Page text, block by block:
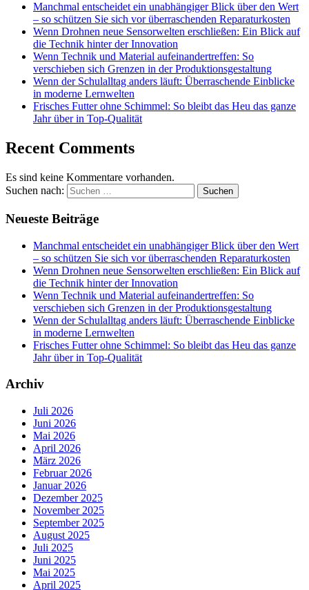
Manchmal entscheidet ein unabhängiger Blick über den Wert
– so schützen Sie sich vor überraschenden Reparaturkosten
Wenn Drohnen neue Sensorwelten erschließen: Ein Blick auf
die Technik hinter der Innovation
Wenn Technik und Material aufeinandertreffen: So
verschieben sich Grenzen in der Produktionsgestaltung
Wenn der Schulalltag anders läuft: Überraschende Einblicke
in moderne Lernwelten
Frisches Futter ohne Schimmel: So bleibt das Heu das ganze
Jahr über in Top-Qualität
Recent Comments
Es sind keine Kommentare vorhanden.
Suchen nach:
Neueste Beiträge
Manchmal entscheidet ein unabhängiger Blick über den Wert
– so schützen Sie sich vor überraschenden Reparaturkosten
Wenn Drohnen neue Sensorwelten erschließen: Ein Blick auf
die Technik hinter der Innovation
Wenn Technik und Material aufeinandertreffen: So
verschieben sich Grenzen in der Produktionsgestaltung
Wenn der Schulalltag anders läuft: Überraschende Einblicke
in moderne Lernwelten
Frisches Futter ohne Schimmel: So bleibt das Heu das ganze
Jahr über in Top-Qualität
Archiv
Juli 2026
Juni 2026
Mai 2026
April 2026
März 2026
Februar 2026
Januar 2026
Dezember 2025
November 2025
September 2025
August 2025
Juli 2025
Juni 2025
Mai 2025
April 2025